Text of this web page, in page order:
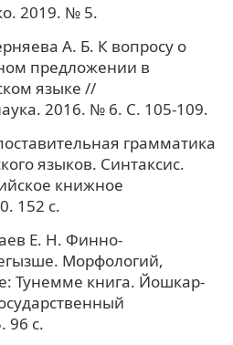
2019. № 5.
А. Б. К вопросу о
предложении в
языке //
2016. № 6. С. 105-109.
грамматика
языков. Синтаксис.
книжное
152 с.
Е. Н. Финно-
Морфологий,
Тунемме книга. Йошкар-
96 с.